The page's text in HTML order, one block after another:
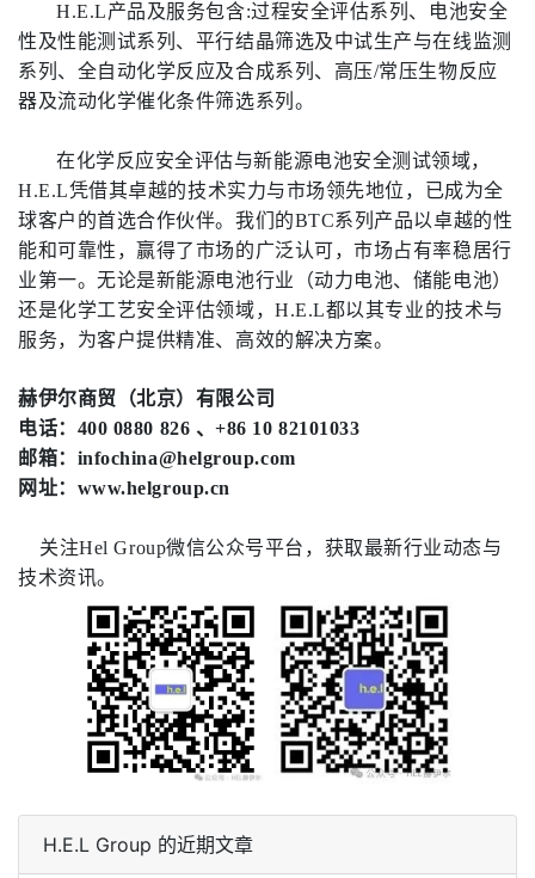
H.E.L产品及服务包含:过程安全评估系列、电池安全
性及性能测试系列、平行结晶筛选及中试生产与在线监测
系列、全自动化学反应及合成系列、高压/常压生物反应
器及流动化学催化条件筛选系列。
在化学反应安全评估与新能源电池安全测试领域，
H.E.L凭借其卓越的技术实力与市场领先地位，已成为全
球客户的首选合作伙伴。我们的BTC系列产品以卓越的性
能和可靠性，赢得了市场的广泛认可，市场占有率稳居行
业第一。无论是新能源电池行业（动力电池、储能电池）
还是化学工艺安全评估领域，H.E.L都以其专业的技术与
服务，为客户提供精准、高效的解决方案。
赫伊尔商贸（北京）有限公司
电话：400 0880 826 、+86 10 82101033
邮箱：infochina@helgroup.com
网址：www.helgroup.cn
关注Hel Group微信公众号平台，获取最新行业动态与
技术资讯。
H.E.L Group 的近期文章